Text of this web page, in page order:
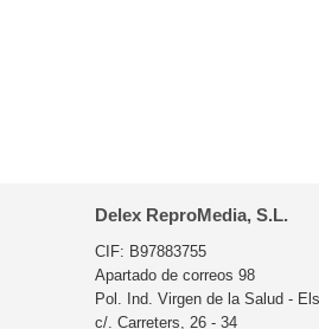
Delex ReproMedia, S.L.
CIF: B97883755
Apartado de correos 98
Pol. Ind. Virgen de la Salud -
c/. Carreters, 26 - 34